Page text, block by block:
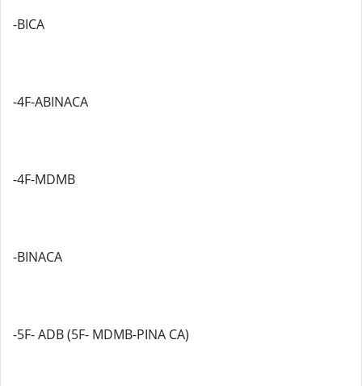
-BICA
-4F-ABINACA
-4F-MDMB
-BINACA
-5F- ADB (5F- MDMB-PINA CA)